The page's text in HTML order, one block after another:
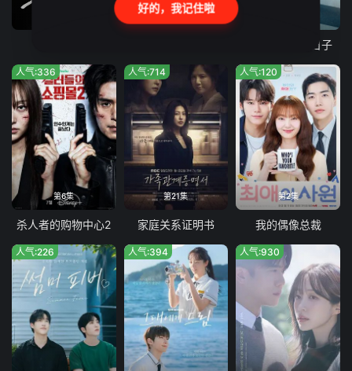
第100集
我们愉快的好日子
第6集
人气:336
杀人者的购物中心2
第21集
人气:714
家庭关系证明书
第2集
人气:120
我的偶像总裁
人气:226 人气:394 人气:930
好的，我记住啦